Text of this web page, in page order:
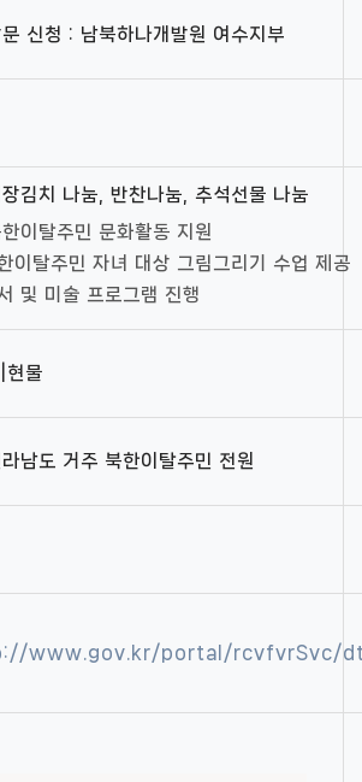
신청 : 남북하나개발원 여수지부
김치 나눔, 반찬나눔, 추석선물 나눔
이탈주민 문화활동 지원
이탈주민 자녀 대상 그림그리기 수업 제공
및 미술 프로그램 진행
현물
남도 거주 북한이탈주민 전원
www.gov.kr/portal/rcvfvrSvc/